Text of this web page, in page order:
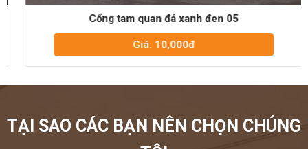
Cổng tam quan đá xanh đen 05
Giá: 10,000đ
TẠI SAO CÁC BẠN NÊN CHỌN CHÚNG